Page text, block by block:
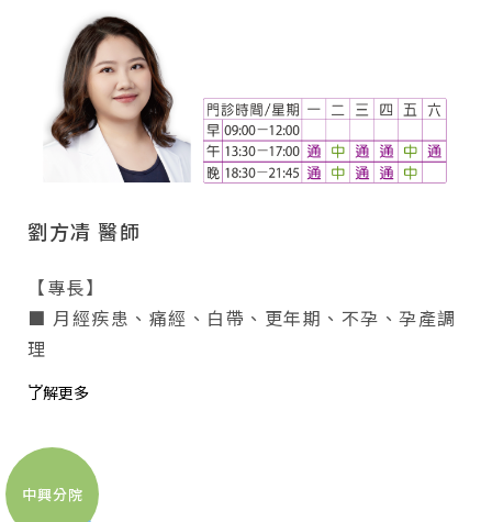
劉方凊 醫師
【專長】
■ 月經疾患、痛經、白帶、更年期、不孕、孕產調
理
...
了解更多
中興分院